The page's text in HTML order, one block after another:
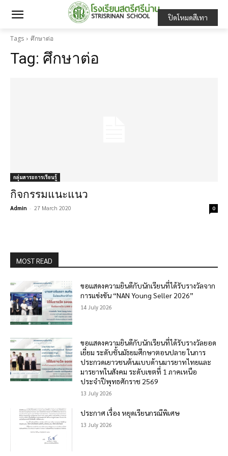
Tags ศึกษาต่อ
Tag: ศึกษาต่อ
กลุ่มสาระการเรียนรู้
กิจกรรมแนะแนว
Admin - 27 March 2020 0
MOST READ
ขอแสดงความยินดีกับนักเรียนที่ได้รับรางวัลจาก
การแข่งขัน “NAN Young Seller 2026”
14 July 2026
ขอแสดงความยินดีกับนักเรียนที่ได้รับรางวัลยอด
เยี่ยม ระดับชั้นมัธยมศึกษาตอนปลาย ในการ
ประกวดเยาวชนต้นแบบด้านมารยาทไทยและ
มารยาทในสังคม ระดับเขตที่ 1 ภาคเหนือ
ประจำปีพุทธศักราช 2569
13 July 2026
ประกาศ เรื่อง หยุดเรียนกรณีพิเศษ
13 July 2026
ปิดโหมดสีเทา